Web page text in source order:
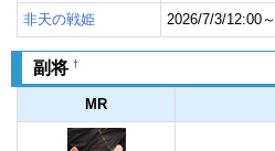
非天の戦姫 2026/7/3/12:00
副将 †
MR